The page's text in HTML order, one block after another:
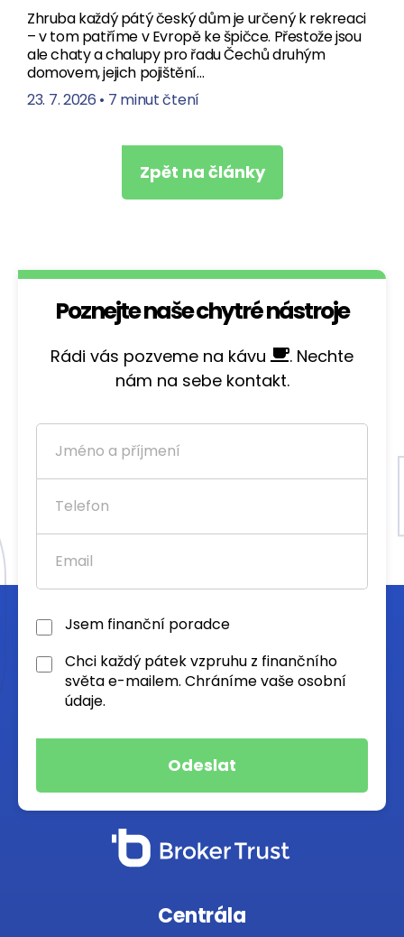
Zhruba každý pátý český dům je určený k rekreaci
– v tom patříme v Evropě ke špičce. Přestože jsou
ale chaty a chalupy pro řadu Čechů druhým
domovem, jejich pojištění…
23. 7. 2026 • 7 minut čtení
Zpět na články
Poznejte naše chytré nástroje
Rádi vás pozveme na kávu
. Nechte
nám na sebe kontakt.
Jsem finanční poradce
Chci každý pátek vzpruhu z finančního
světa e-mailem. Chráníme vaše osobní
údaje.
Centrála